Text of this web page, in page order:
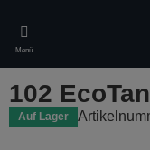
main
content
Menü
102
Auf Lager